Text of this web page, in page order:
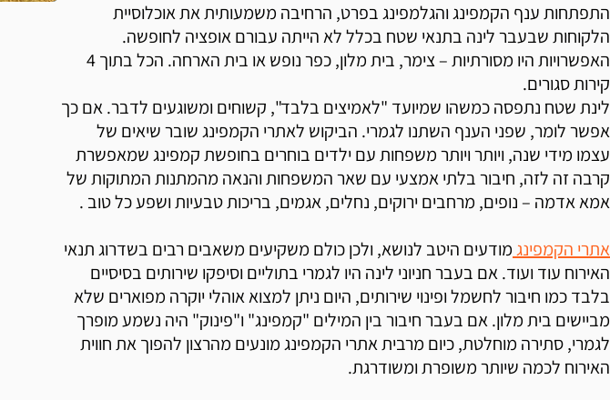
התפתחות ענף הקמפינג והגלמפינג בפרט, הרחיבה משמעותית את אוכלוסיית
הלקוחות שבעבר לינה בתנאי שטח בכלל לא הייתה עבורם אופציה לחופשה.
האפשרויות היו מסורתיות – צימר, בית מלון, כפר נופש או בית הארחה. הכל בתוך 4
קירות סגורים.
לינת שטח נתפסה כמשהו שמיועד "לאמיצים בלבד", קשוחים ומשוגעים לדבר. אם כך
אפשר לומר, שפני הענף השתנו לגמרי. הביקוש לאתרי הקמפינג שובר שיאים של
עצמו מידי שנה, ויותר ויותר משפחות עם ילדים בוחרים בחופשת קמפינג שמאפשרת
קרבה זה לזה, חיבור בלתי אמצעי עם שאר המשפחות והנאה מהמתנות המתוקות של
אמא אדמה – נופים, מרחבים ירוקים, נחלים, אגמים, בריכות טבעיות ושפע כל טוב .
אתרי הקמפינגמודעים היטב לנושא, ולכן כולם משקיעים משאבים רבים בשדרוג תנאי
האירוח עוד ועוד. אם בעבר חניוני לינה היו לגמרי בתוליים וסיפקו שירותים בסיסיים
בלבד כמו חיבור לחשמל ופינוי שירותים, היום ניתן למצוא אוהלי יוקרה מפוארים שלא
מביישים בית מלון. אם בעבר חיבור בין המילים "קמפינג" ו"פינוק" היה נשמע מופרך
לגמרי, סתירה מוחלטת, כיום מרבית אתרי הקמפינג מונעים מהרצון להפוך את חווית
האירוח לכמה שיותר משופרת ומשודרגת.